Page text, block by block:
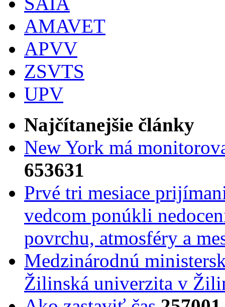
AMAVET
APVV
ZSVTS
UPV
Najčítanejšie články
New York má
653631
Prvé tri mesiace
vedcom ponúkli
povrchu, atmosféry a
Medzinárodnú
Žilinská univerzita v